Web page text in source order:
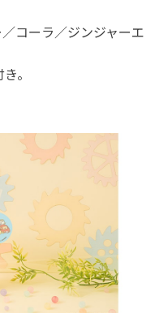
コーラ／ジンジャーエ
。